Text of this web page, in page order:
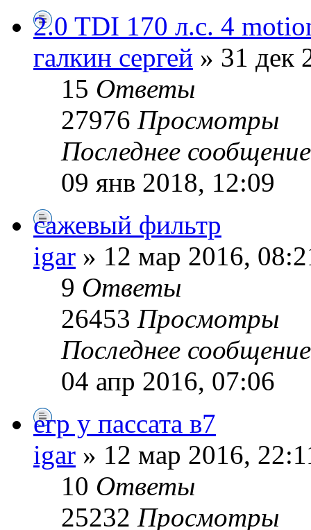
2.0 TDI 170 л.с. 4
галкин сергей » 31 дек
15 Ответы
27976 Просмотры
Последнее
09 янв 2018, 12:09
сажевый фильтр
igar » 12 мар 2016,
9 Ответы
26453 Просмотры
Последнее
04 апр 2016, 07:06
егр у пассата в7
igar » 12 мар 2016,
10 Ответы
25232 Просмотры